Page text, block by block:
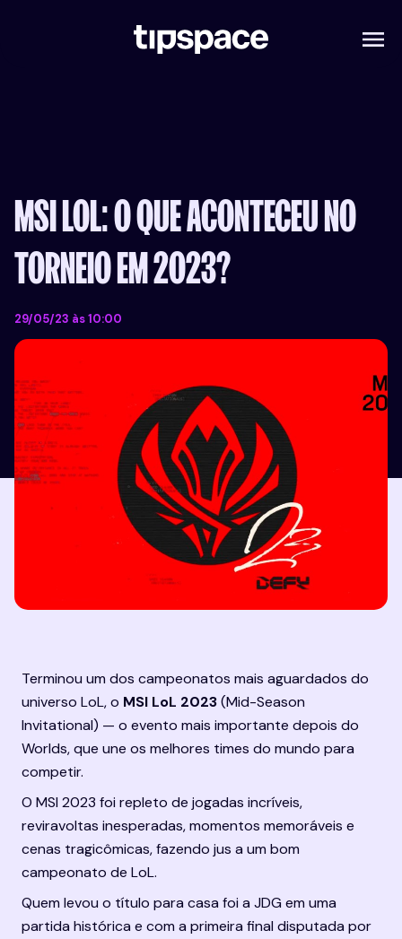
CADASTRO
DOWNLOAD
MSI LOL: O QUE ACONTECEU NO
TORNEIO EM 2023?
29/05/23 às 10:00
universo LoL, o MSI LoL 2023 (Mid-Season
Invitational) — o evento mais importante depois do
Worlds, que une os melhores times do mundo para
competir.
O MSI 2023 foi repleto de jogadas incríveis,
reviravoltas inesperadas, momentos memoráveis e
cenas tragicômicas, fazendo jus a um bom
campeonato de LoL.
Quem levou o título para casa foi a JDG em uma
partida histórica e com a primeira final disputada por